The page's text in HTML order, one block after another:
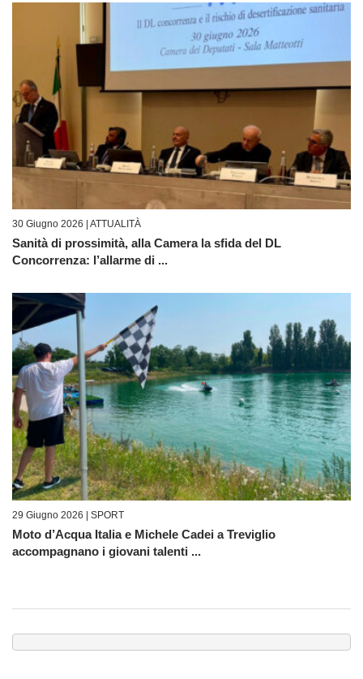
30 Giugno 2026 | ATTUALITÀ
Sanità di prossimità, alla Camera la sfida del DL
Concorrenza: l’allarme di ...
29 Giugno 2026 | SPORT
Moto d’Acqua Italia e Michele Cadei a Treviglio
accompagnano i giovani talenti ...